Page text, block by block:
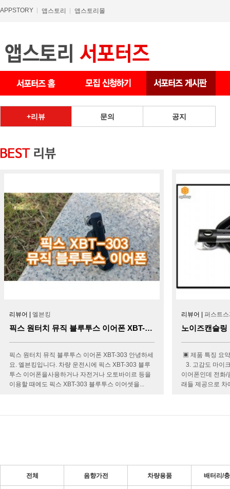
APPSTORY 앱스토리 앱스토리몰
리뷰 문의 공지